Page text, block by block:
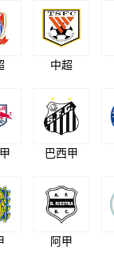
中超
巴西甲
阿甲